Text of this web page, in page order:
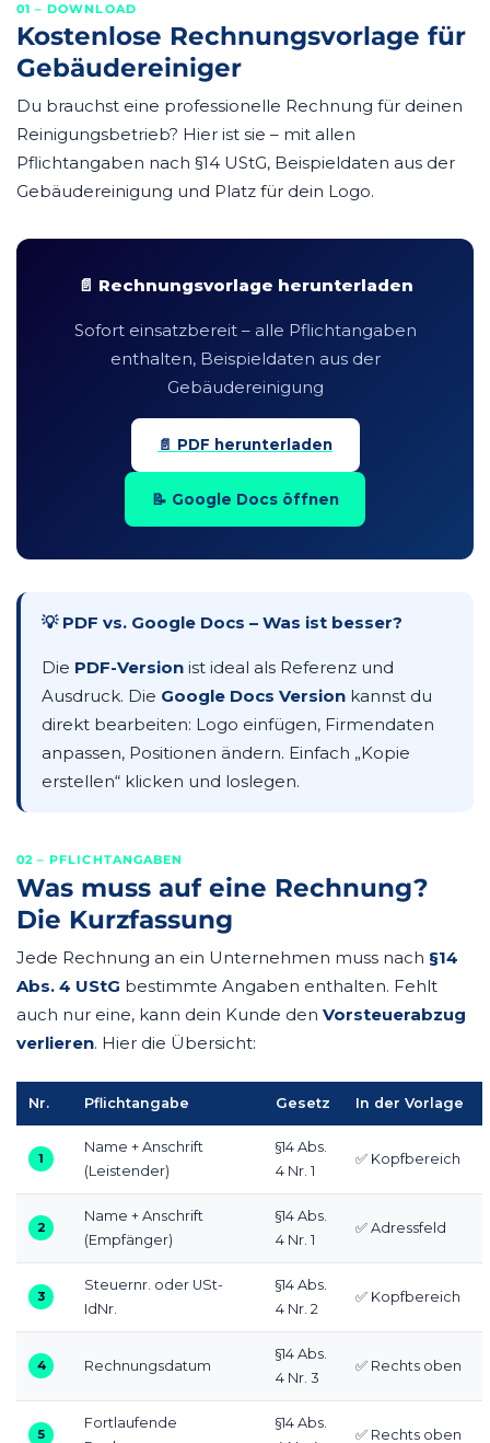
01 – DOWNLOAD
Kostenlose Rechnungsvorlage für
Gebäudereiniger
Du brauchst eine professionelle Rechnung für deinen
Reinigungsbetrieb? Hier ist sie – mit allen
Pflichtangaben nach §14 UStG, Beispieldaten aus der
Gebäudereinigung und Platz für dein Logo.
📄 Rechnungsvorlage herunterladen
Sofort einsatzbereit – alle Pflichtangaben
enthalten, Beispieldaten aus der
Gebäudereinigung
📄 PDF herunterladen
📝 Google Docs öffnen
💡 PDF vs. Google Docs – Was ist besser?
Die PDF-Versionist ideal als Referenz und
Ausdruck. Die Google Docs Versionkannst du
direkt bearbeiten: Logo einfügen, Firmendaten
anpassen, Positionen ändern. Einfach „Kopie
erstellen“ klicken und loslegen.
02 – PFLICHTANGABEN
Was muss auf eine Rechnung?
Die Kurzfassung
Jede Rechnung an ein Unternehmen muss nach §14
Abs. 4 UStG bestimmte Angaben enthalten. Fehlt
auch nur eine, kann dein Kunde den Vorsteuerabzug
verlieren. Hier die Übersicht:
Nr. Pflichtangabe Gesetz In der Vorlage
1
Name + Anschrift
(Leistender)
§14 Abs.
4 Nr. 1
✅ Kopfbereich
2
Name + Anschrift
(Empfänger)
§14 Abs.
4 Nr. 1
✅ Adressfeld
3
Steuernr. oder USt-
IdNr.
§14 Abs.
4 Nr. 2
✅ Kopfbereich
4 Rechnungsdatum
§14 Abs.
4 Nr. 3
✅ Rechts oben
5
Fortlaufende
§14 Abs.
✅ Rechts oben